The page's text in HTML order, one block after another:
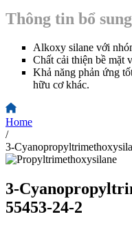
Thông tin bổ sung
Alkoxy silane với
Chất cải thiện bề mặt
Khả năng phản ứng
hữu cơ khác.
Home
/
3-
3-
55453-24-2